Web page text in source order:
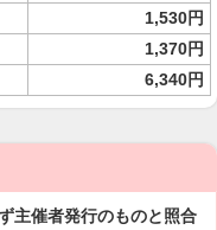
1,530円
1,370円
6,340円
主催者発行のものと照合